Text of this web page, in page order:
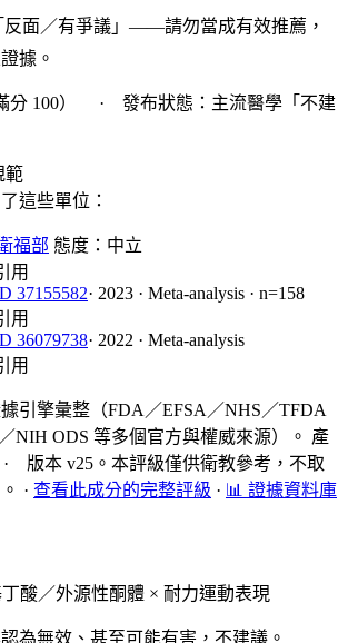
面／有爭議」——請勿當成有效推薦，
據。
分 100） · 發布狀態：主流醫學「不建
這些單位：
福部 態度：中立
用
37155582· 2023 · Meta-analysis · n=158
用
36079738· 2022 · Meta-analysis
用
引擎彙整（FDA／EFSA／NHS／TFDA
NIH ODS 等多個官方與權威來源）。 產
· 版本 v25。本評級僅供衛教參考，不取
· 查看此成分的完整評級 · 📊 證據資料庫
丁酸／外源性酮體 × 耐力運動表現
為無效、甚至可能有害，不建議。